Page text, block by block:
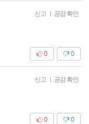
신고 | 공감 확인
0
0
신고 | 공감 확인
0
0